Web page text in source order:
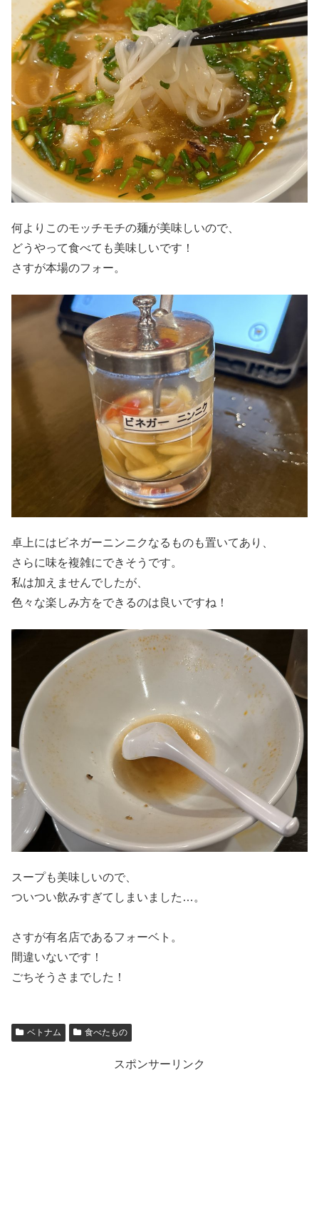
何よりこのモッチモチの麺が美味しいので、
どうやって食べても美味しいです！
さすが本場のフォー。
卓上にはビネガーニンニクなるものも置いてあり、
さらに味を複雑にできそうです。
私は加えませんでしたが、
色々な楽しみ方をできるのは良いですね！
スープも美味しいので、
ついつい飲みすぎてしまいました…。
さすが有名店であるフォーベト。
間違いないです！
ごちそうさまでした！
ベトナム 食べたもの
スポンサーリンク